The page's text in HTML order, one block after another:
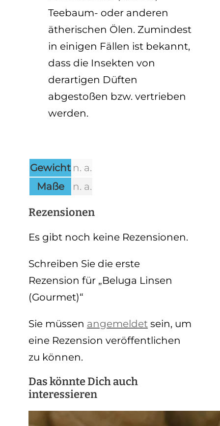
Teebaum- oder anderen
ätherischen Ölen. Zumindest
in einigen Fällen ist bekannt,
dass die Insekten von
derartigen Düften
abgestoßen bzw. vertrieben
werden.
Gewicht n. a.
Maße
n. a.
Rezensionen
Es gibt noch keine Rezensionen.
Schreiben Sie die erste
Rezension für „Beluga Linsen
(Gourmet)“
Sie müssen angemeldet sein, um
eine Rezension veröffentlichen
zu können.
Das könnte Dich auch
interessieren